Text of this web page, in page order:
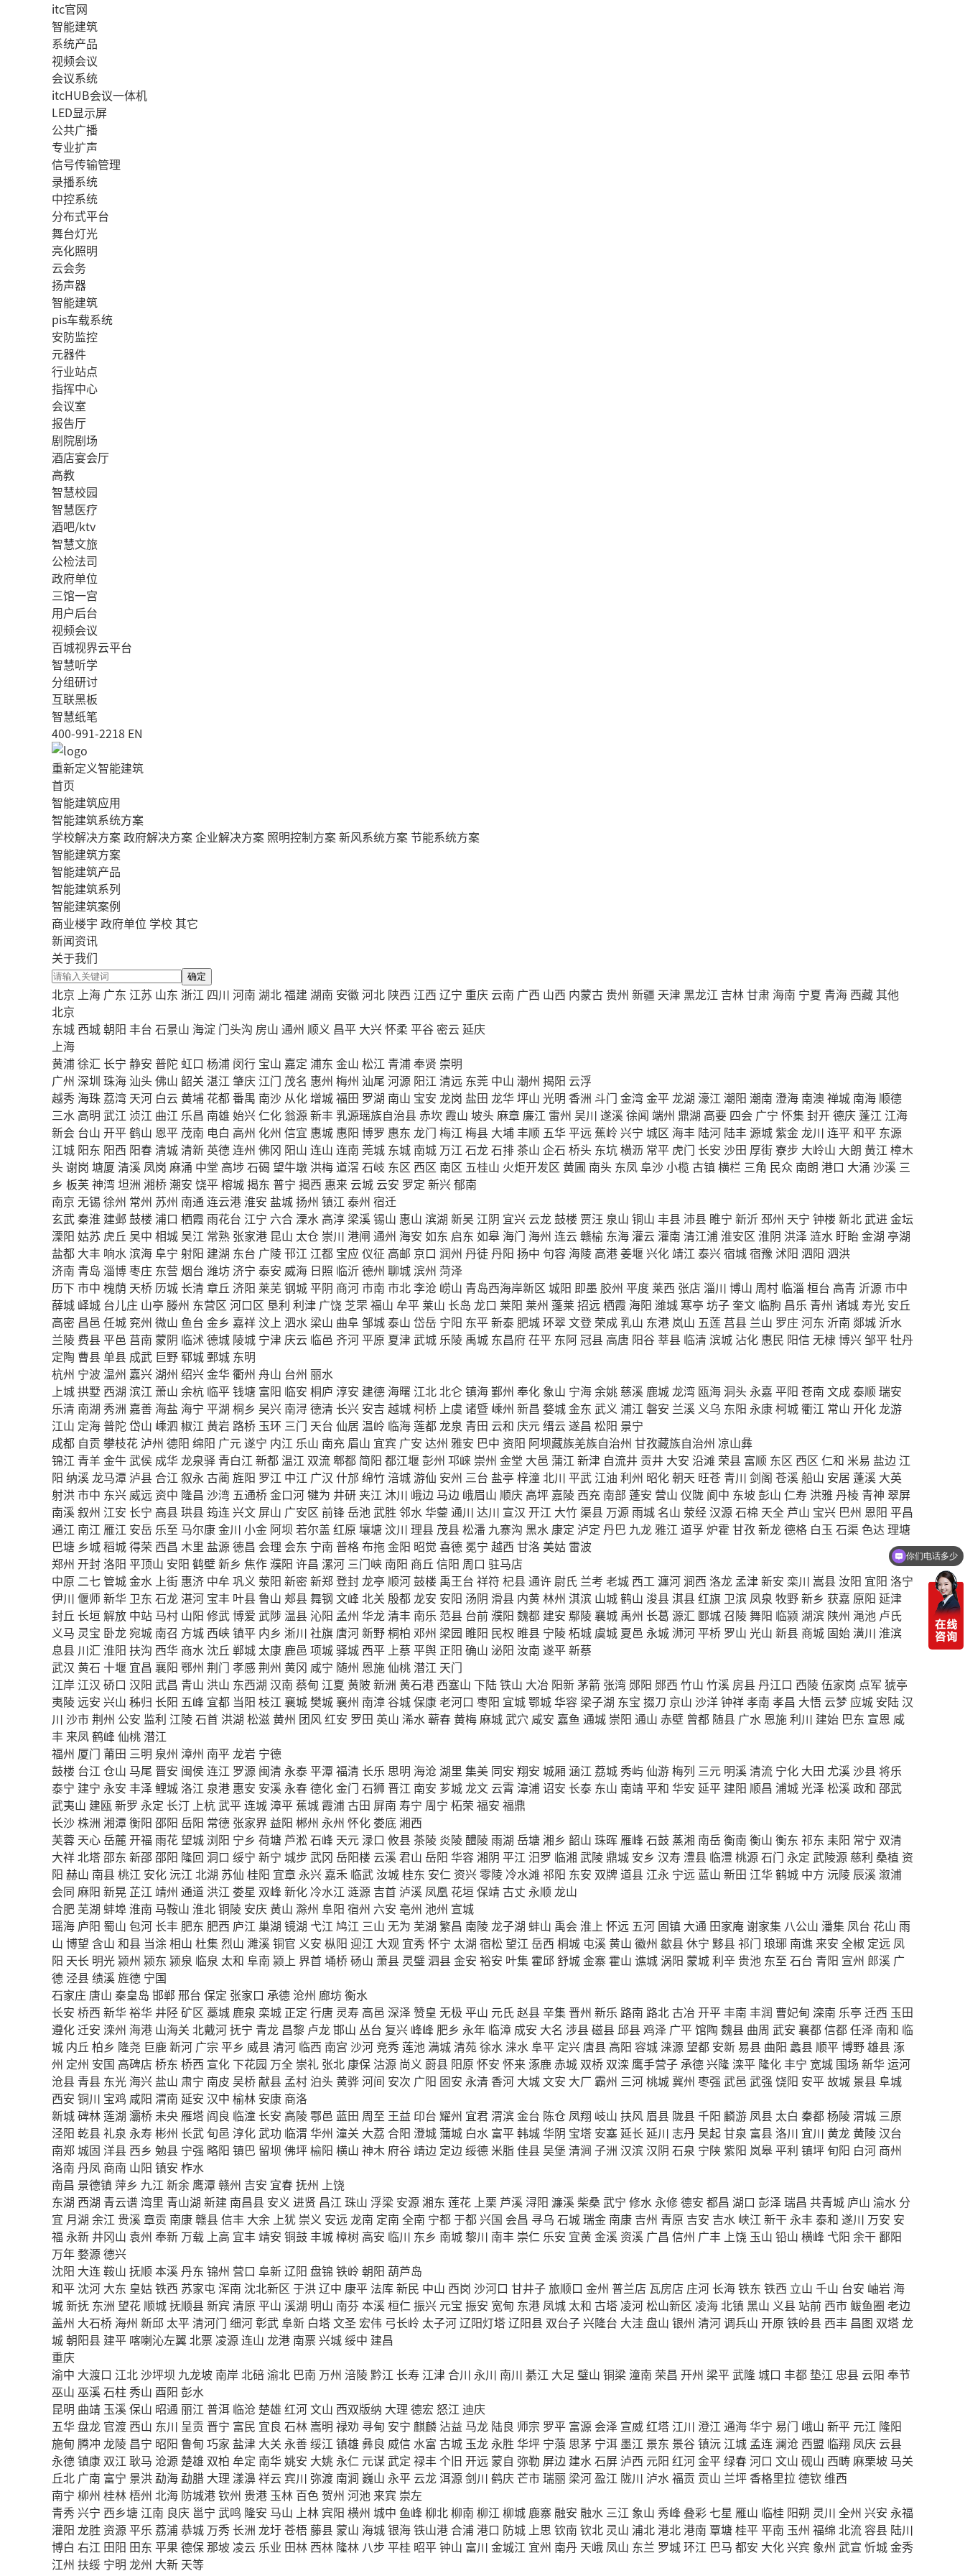
itc官网
智能建筑
系统产品
视频会议
会议系统
itcHUB会议一体机
LED显示屏
公共广播
专业扩声
信号传输管理
录播系统
中控系统
分布式平台
舞台灯光
亮化照明
云会务
扬声器
智能建筑
pis车载系统
安防监控
元器件
行业站点
指挥中心
会议室
报告厅
剧院剧场
酒店宴会厅
高教
智慧校园
智慧医疗
酒吧/ktv
智慧文旅
公检法司
政府单位
三馆一宫
用户后台
视频会议
百城视界云平台
智慧听学
分组研讨
互联黑板
智慧纸笔
400-991-2218 EN
重新定义智能建筑
首页
智能建筑应用
智能建筑系统方案
学校解决方案政府解决方案企业解决方案 照明控制方案新风系统方案节能系统方案
智能建筑方案
智能建筑产品
智能建筑系列
智能建筑案例
商业楼宇 政府单位 学校其它
新闻资讯
关于我们
确定
北京 上海 广东 江苏 山东 浙江 四川 河南 湖北福建湖南 安徽河北 陕西 江西 辽宁 重庆 云南 广西 山西 内蒙古 贵州 新疆 天津黑龙江 吉林甘肃 海南 宁夏 青海 西藏其他
北京
东城 西城朝阳 丰台 石景山 海淀 门头沟 房山 通州 顺义 昌平 大兴怀柔平谷 密云延庆
上海
黄浦徐汇 长宁 静安 普陀 虹口 杨浦 闵行 宝山 嘉定 浦东 金山 松江 青浦奉贤 崇明
广州 深圳 珠海 汕头佛山 韶关 湛江 肇庆 江门 茂名 惠州 梅州 汕尾 河源 阳江 清远 东莞 中山 潮州 揭阳 云浮
越秀 海珠 荔湾 天河 白云黄埔 花都番禺 南沙 从化增城福田 罗湖 南山 宝安 龙岗 盐田 龙华坪山 光明 香洲 斗门 金湾金平龙湖 濠江 潮阳 潮南 澄海 南澳禅城 南海 顺德
三水 高明 武江 浈江 曲江 乐昌 南雄 始兴仁化 翁源新丰乳源瑶族自治县赤坎 霞山 坡头麻章 廉江 雷州 吴川 遂溪徐闻 端州 鼎湖 高要 四会 广宁 怀集封开德庆 蓬江 江海
新会 台山 开平鹤山 恩平 茂南 电白 高州 化州 信宜 惠城 惠阳 博罗 惠东 龙门 梅江 梅县 大埔丰顺 五华平远 蕉岭 兴宁 城区 海丰 陆河 陆丰源城紫金龙川 连平和平 东源
江城 阳东 阳西 阳春清城清新 英德连州 佛冈 阳山 连山 连南 莞城 东城 南城 万江 石龙石排茶山 企石 桥头 东坑横沥 常平 虎门 长安 沙田 厚街寮步 大岭山 大朗 黄江 樟木
头谢岗 塘厦 清溪 凤岗 麻涌 中堂 高埗石碣 望牛墩 洪梅道滘 石岐 东区 西区 南区 五桂山 火炬开发区 黄圃 南头 东凤阜沙小榄 古镇横栏 三角 民众 南朗 港口 大涌 沙溪 三
乡 板芙 神湾坦洲 湘桥潮安 饶平榕城揭东 普宁 揭西 惠来 云城 云安 罗定 新兴郁南
南京 无锡 徐州 常州 苏州 南通连云港淮安 盐城扬州 镇江 泰州 宿迁
玄武秦淮 建邺鼓楼 浦口 栖霞 雨花台 江宁 六合 溧水 高淳 梁溪锡山 惠山 滨湖 新吴 江阴 宜兴 云龙鼓楼 贾汪 泉山 铜山 丰县 沛县 睢宁 新沂邳州 天宁 钟楼 新北武进金坛
溧阳 姑苏 虎丘 吴中 相城吴江 常熟 张家港 昆山 太仓 崇川 港闸 通州 海安 如东 启东 如皋 海门 海州 连云赣榆 东海灌云灌南 清江浦淮安区 淮阴 洪泽 涟水 盱眙金湖 亭湖
盐都 大丰 响水滨海阜宁 射阳 建湖 东台 广陵邗江 江都 宝应 仪征 高邮 京口 润州 丹徒丹阳 扬中 句容 海陵 高港姜堰兴化靖江 泰兴宿城宿豫 沭阳 泗阳 泗洪
济南 青岛 淄博枣庄 东营 烟台 潍坊济宁 泰安 威海 日照 临沂德州 聊城滨州 菏泽
历下市中 槐荫 天桥 历城 长清章丘 济阳 莱芜钢城平阴 商河市南 市北李沧 崂山 青岛西海岸新区 城阳 即墨 胶州 平度 莱西 张店 淄川 博山 周村 临淄 桓台 高青 沂源市中
薛城 峄城 台儿庄 山亭 滕州 东营区 河口区 垦利 利津 广饶 芝罘福山 牟平 莱山 长岛 龙口 莱阳 莱州 蓬莱招远 栖霞 海阳 潍城 寒亭 坊子奎文 临朐 昌乐 青州 诸城寿光 安丘
高密 昌邑 任城 兖州 微山 鱼台 金乡 嘉祥 汶上 泗水 梁山 曲阜邹城泰山 岱岳 宁阳 东平新泰 肥城环翠文登 荣成乳山 东港 岚山 五莲 莒县 兰山 罗庄河东 沂南 郯城 沂水
兰陵 费县平邑 莒南 蒙阴 临沭德城 陵城 宁津 庆云 临邑 齐河平原 夏津武城 乐陵 禹城 东昌府茌平 东阿冠县 高唐 阳谷莘县 临清滨城 沾化 惠民 阳信无棣博兴邹平牡丹
定陶 曹县单县 成武 巨野 郓城 鄄城 东明
杭州 宁波 温州 嘉兴湖州 绍兴金华衢州 舟山 台州 丽水
上城拱墅 西湖 滨江 萧山 余杭 临平钱塘 富阳 临安 桐庐 淳安 建德 海曙 江北北仑镇海鄞州 奉化 象山 宁海余姚 慈溪 鹿城龙湾 瓯海洞头 永嘉 平阳 苍南 文成泰顺瑞安
乐清 南湖 秀洲 嘉善 海盐 海宁 平湖 桐乡 吴兴 南浔德清 长兴 安吉 越城柯桥 上虞 诸暨 嵊州 新昌 婺城金东 武义 浦江 磐安 兰溪 义乌 东阳 永康柯城衢江 常山 开化龙游
江山 定海普陀 岱山 嵊泗 椒江 黄岩 路桥 玉环 三门 天台 仙居 温岭 临海莲都龙泉 青田 云和 庆元缙云遂昌 松阳 景宁
成都 自贡 攀枝花 泸州 德阳 绵阳 广元遂宁 内江 乐山 南充 眉山 宜宾 广安 达州 雅安 巴中 资阳 阿坝藏族羌族自治州 甘孜藏族自治州 凉山彝
锦江 青羊金牛武侯 成华龙泉驿 青白江 新都 温江 双流郫都 简阳 都江堰彭州 邛崃 崇州 金堂 大邑 蒲江 新津 自流井 贡井 大安 沿滩 荣县 富顺 东区 西区 仁和 米易 盐边 江
阳 纳溪龙马潭 泸县合江 叙永古蔺旌阳 罗江 中江 广汉 什邡 绵竹 涪城游仙 安州 三台 盐亭 梓潼北川 平武 江油 利州 昭化朝天 旺苍 青川 剑阁 苍溪船山 安居 蓬溪 大英
射洪市中 东兴 威远 资中 隆昌 沙湾 五通桥金口河犍为 井研 夹江 沐川 峨边 马边 峨眉山 顺庆 高坪 嘉陵 西充 南部 蓬安 营山 仪陇 阆中 东坡彭山 仁寿 洪雅丹棱 青神 翠屏
南溪叙州 江安 长宁 高县珙县筠连兴文 屏山 广安区 前锋岳池武胜 邻水华蓥 通川 达川 宣汉 开江 大竹 渠县 万源雨城 名山 荥经汉源石棉 天全 芦山 宝兴 巴州 恩阳 平昌
通江 南江 雁江 安岳 乐至 马尔康金川 小金 阿坝 若尔盖 红原 壤塘 汶川 理县 茂县松潘 九寨沟 黑水 康定 泸定 丹巴 九龙雅江 道孚炉霍 甘孜新龙德格 白玉 石渠色达 理塘
巴塘 乡城稻城得荣 西昌 木里 盐源德昌 会理 会东 宁南 普格布拖金阳 昭觉 喜德 冕宁 越西 甘洛 美姑 雷波
郑州 开封洛阳 平顶山 安阳 鹤壁新乡 焦作濮阳 许昌 漯河 三门峡 南阳 商丘 信阳 周口 驻马店
中原 二七 管城金水 上街 惠济 中牟巩义 荥阳 新密 新郑登封龙亭 顺河鼓楼 禹王台 祥符 杞县通许 尉氏 兰考 老城 西工瀍河涧西 洛龙 孟津新安 栾川 嵩县 汝阳 宜阳 洛宁
伊川 偃师新华 卫东 石龙湛河 宝丰 叶县鲁山 郏县舞钢 文峰 北关 殷都龙安 安阳 汤阴 滑县 内黄林州 淇滨 山城鹤山 浚县淇县红旗 卫滨 凤泉 牧野新乡 获嘉 原阳 延津
封丘 长垣解放 中站 马村 山阳 修武博爱 武陟 温县沁阳 孟州 华龙清丰 南乐 范县 台前濮阳 魏都 建安 鄢陵襄城 禹州 长葛 源汇 郾城召陵舞阳 临颍 湖滨 陕州 渑池 卢氏
义马 灵宝 卧龙宛城 南召 方城 西峡镇平 内乡 淅川 社旗 唐河新野桐柏 邓州 梁园 睢阳 民权 睢县 宁陵柘城 虞城 夏邑 永城浉河平桥 罗山 光山 新县 商城 固始潢川 淮滨
息县 川汇 淮阳 扶沟 西华 商水 沈丘 郸城 太康 鹿邑 项城驿城 西平 上蔡 平舆 正阳 确山 泌阳 汝南 遂平新蔡
武汉 黄石 十堰 宜昌 襄阳 鄂州 荆门 孝感荆州 黄冈 咸宁 随州 恩施仙桃潜江 天门
江岸 江汉 硚口 汉阳 武昌 青山 洪山 东西湖 汉南 蔡甸 江夏 黄陂 新洲 黄石港 西塞山 下陆铁山 大冶 阳新茅箭 张湾 郧阳 郧西 竹山 竹溪 房县丹江口 西陵伍家岗 点军 猇亭
夷陵远安 兴山 秭归 长阳 五峰 宜都 当阳 枝江 襄城樊城襄州 南漳谷城保康老河口 枣阳 宜城鄂城华容 梁子湖 东宝 掇刀 京山 沙洋钟祥孝南 孝昌 大悟 云梦 应城 安陆汉
川 沙市荆州 公安 监利 江陵石首 洪湖 松滋黄州 团风红安 罗田 英山 浠水蕲春黄梅麻城武穴 咸安 嘉鱼 通城 崇阳 通山 赤壁 曾都 随县 广水 恩施利川 建始 巴东 宣恩 咸
丰 来凤鹤峰 仙桃潜江
福州 厦门 莆田 三明 泉州 漳州 南平龙岩 宁德
鼓楼 台江 仓山 马尾 晋安 闽侯连江 罗源 闽清 永泰平潭福清 长乐 思明 海沧 湖里 集美 同安 翔安 城厢 涵江 荔城秀屿仙游梅列 三元 明溪清流 宁化 大田 尤溪沙县将乐
泰宁 建宁 永安 丰泽鲤城洛江 泉港 惠安 安溪 永春德化金门 石狮 晋江 南安 芗城龙文 云霄 漳浦诏安 长泰 东山 南靖平和 华安 延平 建阳 顺昌 浦城光泽松溪政和 邵武
武夷山 建瓯新罗 永定 长汀 上杭武平连城 漳平 蕉城 霞浦古田 屏南 寿宁 周宁 柘荣 福安 福鼎
长沙株洲 湘潭衡阳 邵阳 岳阳 常德 张家界 益阳 郴州 永州 怀化 娄底湘西
芙蓉 天心岳麓开福 雨花望城 浏阳 宁乡 荷塘 芦淞石峰 天元 渌口 攸县茶陵 炎陵醴陵雨湖 岳塘湘乡 韶山 珠晖 雁峰 石鼓 蒸湘 南岳衡南 衡山 衡东 祁东 耒阳 常宁 双清
大祥北塔邵东 新邵邵阳 隆回 洞口 绥宁 新宁 城步 武冈 岳阳楼 云溪君山 岳阳 华容湘阴 平江 汨罗 临湘 武陵鼎城 安乡 汉寿 澧县 临澧桃源石门 永定 武陵源 慈利 桑植 资
阳 赫山 南县桃江 安化沅江 北湖 苏仙 桂阳 宜章 永兴 嘉禾 临武 汝城桂东 安仁 资兴零陵 冷水滩 祁阳 东安 双牌道县 江永 宁远 蓝山 新田 江华鹤城 中方 沅陵 辰溪 溆浦
会同 麻阳 新晃 芷江 靖州 通道 洪江 娄星 双峰 新化 冷水江 涟源 吉首 泸溪 凤凰 花垣保靖古丈 永顺龙山
合肥 芜湖 蚌埠淮南 马鞍山 淮北铜陵 安庆黄山 滁州 阜阳 宿州 六安 亳州 池州 宣城
瑶海 庐阳 蜀山 包河 长丰 肥东 肥西 庐江 巢湖 镜湖 弋江 鸠江 三山 无为 芜湖 繁昌 南陵龙子湖 蚌山 禹会淮上 怀远 五河 固镇 大通 田家庵谢家集 八公山 潘集 凤台 花山 雨
山 博望 含山 和县 当涂相山 杜集 烈山 濉溪铜官 义安 枞阳 迎江 大观 宜秀怀宁 太湖 宿松 望江 岳西 桐城 屯溪黄山 徽州 歙县休宁 黟县祁门 琅琊 南谯 来安 全椒 定远 凤
阳 天长 明光颍州 颍东 颍泉 临泉 太和 阜南 颍上 界首埇桥砀山 萧县 灵璧泗县金安 裕安 叶集 霍邱舒城金寨 霍山 谯城 涡阳 蒙城利辛 贵池 东至 石台 青阳 宣州 郎溪 广
德 泾县绩溪旌德 宁国
石家庄 唐山 秦皇岛 邯郸 邢台 保定 张家口 承德 沧州 廊坊衡水
长安 桥西 新华裕华 井陉矿区 藁城 鹿泉 栾城 正定 行唐 灵寿 高邑 深泽 赞皇 无极 平山 元氏赵县辛集 晋州 新乐 路南 路北古冶 开平丰南 丰润 曹妃甸 滦南 乐亭 迁西 玉田
遵化迁安 滦州 海港 山海关 北戴河抚宁 青龙 昌黎 卢龙邯山 丛台 复兴 峰峰 肥乡 永年 临漳 成安 大名 涉县磁县邱县鸡泽 广平馆陶 魏县 曲周 武安 襄都信都任泽 南和 临
城 内丘 柏乡 隆尧 巨鹿新河 广宗 平乡 威县清河 临西 南宫 沙河竞秀莲池 满城清苑徐水 涞水阜平 定兴 唐县 高阳 容城 涞源望都 安新易县 曲阳 蠡县 顺平博野雄县涿
州 定州 安国 高碑店 桥东 桥西 宣化下花园 万全 崇礼 张北 康保 沽源 尚义 蔚县 阳原 怀安 怀来涿鹿赤城 双桥 双滦 鹰手营子承德兴隆 滦平 隆化丰宁 宽城 围场 新华运河
沧县 青县 东光 海兴 盐山 肃宁 南皮 吴桥献县 孟村 泊头黄骅河间 安次 广阳 固安 永清 香河 大城文安 大厂 霸州 三河桃城冀州 枣强 武邑 武强 饶阳 安平故城 景县阜城
西安 铜川 宝鸡 咸阳 渭南 延安 汉中 榆林 安康 商洛
新城碑林莲湖 灞桥未央 雁塔 阎良 临潼 长安 高陵鄠邑 蓝田 周至 王益 印台 耀州 宜君渭滨金台 陈仓 凤翔 岐山 扶风 眉县 陇县千阳 麟游 凤县 太白 秦都杨陵渭城 三原
泾阳 乾县礼泉 永寿彬州 长武旬邑 淳化武功 临渭 华州 潼关 大荔 合阳 澄城蒲城 白水 富平韩城华阴 宝塔 安塞延长 延川 志丹吴起甘泉 富县洛川 宜川 黄龙黄陵汉台
南郑城固 洋县 西乡 勉县 宁强 略阳 镇巴 留坝 佛坪榆阳 横山 神木 府谷靖边 定边绥德 米脂佳县吴堡 清涧 子洲 汉滨汉阴 石泉 宁陕紫阳 岚皋平利 镇坪旬阳 白河 商州
洛南 丹凤 商南 山阳 镇安 柞水
南昌 景德镇萍乡 九江 新余 鹰潭赣州 吉安 宜春抚州 上饶
东湖 西湖 青云谱湾里 青山湖 新建 南昌县 安义 进贤 昌江 珠山 浮梁 安源湘东 莲花 上栗 芦溪 浔阳 濂溪柴桑武宁 修水 永修德安 都昌 湖口 彭泽瑞昌 共青城 庐山 渝水 分
宜 月湖 余江 贵溪章贡 南康赣县信丰 大余 上犹 崇义 安远 龙南 定南 全南 宁都于都兴国 会昌 寻乌 石城瑞金 南康 吉州 青原 吉安 吉水 峡江 新干 永丰泰和 遂川 万安 安
福 永新 井冈山 袁州 奉新 万载 上高 宜丰靖安 铜鼓丰城樟树 高安 临川 东乡 南城黎川 南丰 崇仁 乐安 宜黄金溪 资溪 广昌 信州 广丰 上饶 玉山 铅山 横峰 弋阳 余干鄱阳
万年婺源德兴
沈阳 大连鞍山 抚顺本溪丹东 锦州 营口 阜新辽阳 盘锦 铁岭 朝阳 葫芦岛
和平 沈河 大东 皇姑铁西 苏家屯 浑南 沈北新区 于洪辽中 康平 法库新民 中山 西岗 沙河口 甘井子旅顺口 金州 普兰店 瓦房店 庄河 长海铁东 铁西 立山 千山 台安 岫岩 海
城新抚 东洲 望花 顺城抚顺县新宾 清原 平山 溪湖 明山 南芬 本溪桓仁振兴 元宝 振安 宽甸 东港 凤城 太和 古塔 凌河松山新区 凌海北镇黑山 义县 站前 西市 鲅鱼圈 老边
盖州 大石桥 海州 新邱 太平清河门 细河彰武阜新 白塔文圣宏伟 弓长岭 太子河辽阳灯塔辽阳县 双台子兴隆台 大洼 盘山 银州 清河调兵山 开原 铁岭县 西丰 昌图 双塔龙
城朝阳县 建平 喀喇沁左翼北票 凌源连山 龙港 南票兴城绥中 建昌
重庆
渝中 大渡口 江北沙坪坝 九龙坡 南岸北碚渝北 巴南 万州 涪陵黔江 长寿 江津合川 永川 南川 綦江 大足 璧山 铜梁潼南 荣昌 开州 梁平武隆城口 丰都 垫江 忠县 云阳 奉节
巫山 巫溪石柱 秀山 酉阳 彭水
昆明 曲靖 玉溪保山 昭通丽江 普洱 临沧 楚雄 红河文山 西双版纳 大理 德宏 怒江 迪庆
五华盘龙 官渡 西山 东川 呈贡 晋宁 富民 宜良 石林嵩明 禄劝 寻甸 安宁 麒麟 沾益 马龙 陆良 师宗 罗平 富源 会泽 宣威红塔 江川 澄江 通海华宁 易门 峨山 新平 元江 隆阳
施甸 腾冲 龙陵 昌宁 昭阳 鲁甸 巧家 盐津 大关 永善绥江 镇雄 彝良 威信水富 古城 玉龙 永胜 华坪 宁蒗 思茅 宁洱 墨江 景东 景谷镇沅 江城 孟连 澜沧 西盟 临翔 凤庆 云县
永德镇康 双江 耿马 沧源 楚雄 双柏 牟定 南华姚安 大姚 永仁 元谋武定 禄丰个旧 开远 蒙自 弥勒 屏边 建水石屏 泸西 元阳 红河金平绿春河口 文山 砚山 西畴麻栗坡 马关
丘北 广南 富宁 景洪 勐海 勐腊 大理 漾濞祥云 宾川 弥渡 南涧 巍山 永平 云龙 洱源剑川 鹤庆 芒市瑞丽 梁河盈江 陇川 泸水福贡 贡山 兰坪 香格里拉 德钦维西
南宁 柳州 桂林梧州 北海 防城港钦州 贵港 玉林 百色贺州 河池 来宾 崇左
青秀兴宁 西乡塘 江南 良庆 邕宁 武鸣 隆安 马山 上林 宾阳 横州 城中 鱼峰 柳北柳南 柳江 柳城 鹿寨融安 融水 三江 象山 秀峰 叠彩七星 雁山 临桂 阳朔 灵川 全州 兴安 永福
灌阳 龙胜 资源平乐 荔浦恭城 万秀 长洲 龙圩苍梧 藤县蒙山 海城银海铁山港合浦港口 防城 上思 钦南 钦北 灵山 浦北港北港南 覃塘桂平平南 玉州 福绵 北流 容县 陆川
博白 右江 田阳 田东 平果 德保那坡 凌云 乐业 田林 西林 隆林 八步 平桂 昭平钟山 富川 金城江 宜州 南丹 天峨 凤山 东兰 罗城环江 巴马 都安 大化兴宾 象州 武宣 忻城金秀
江州 扶绥 宁明 龙州 大新 天等
你们电话多少